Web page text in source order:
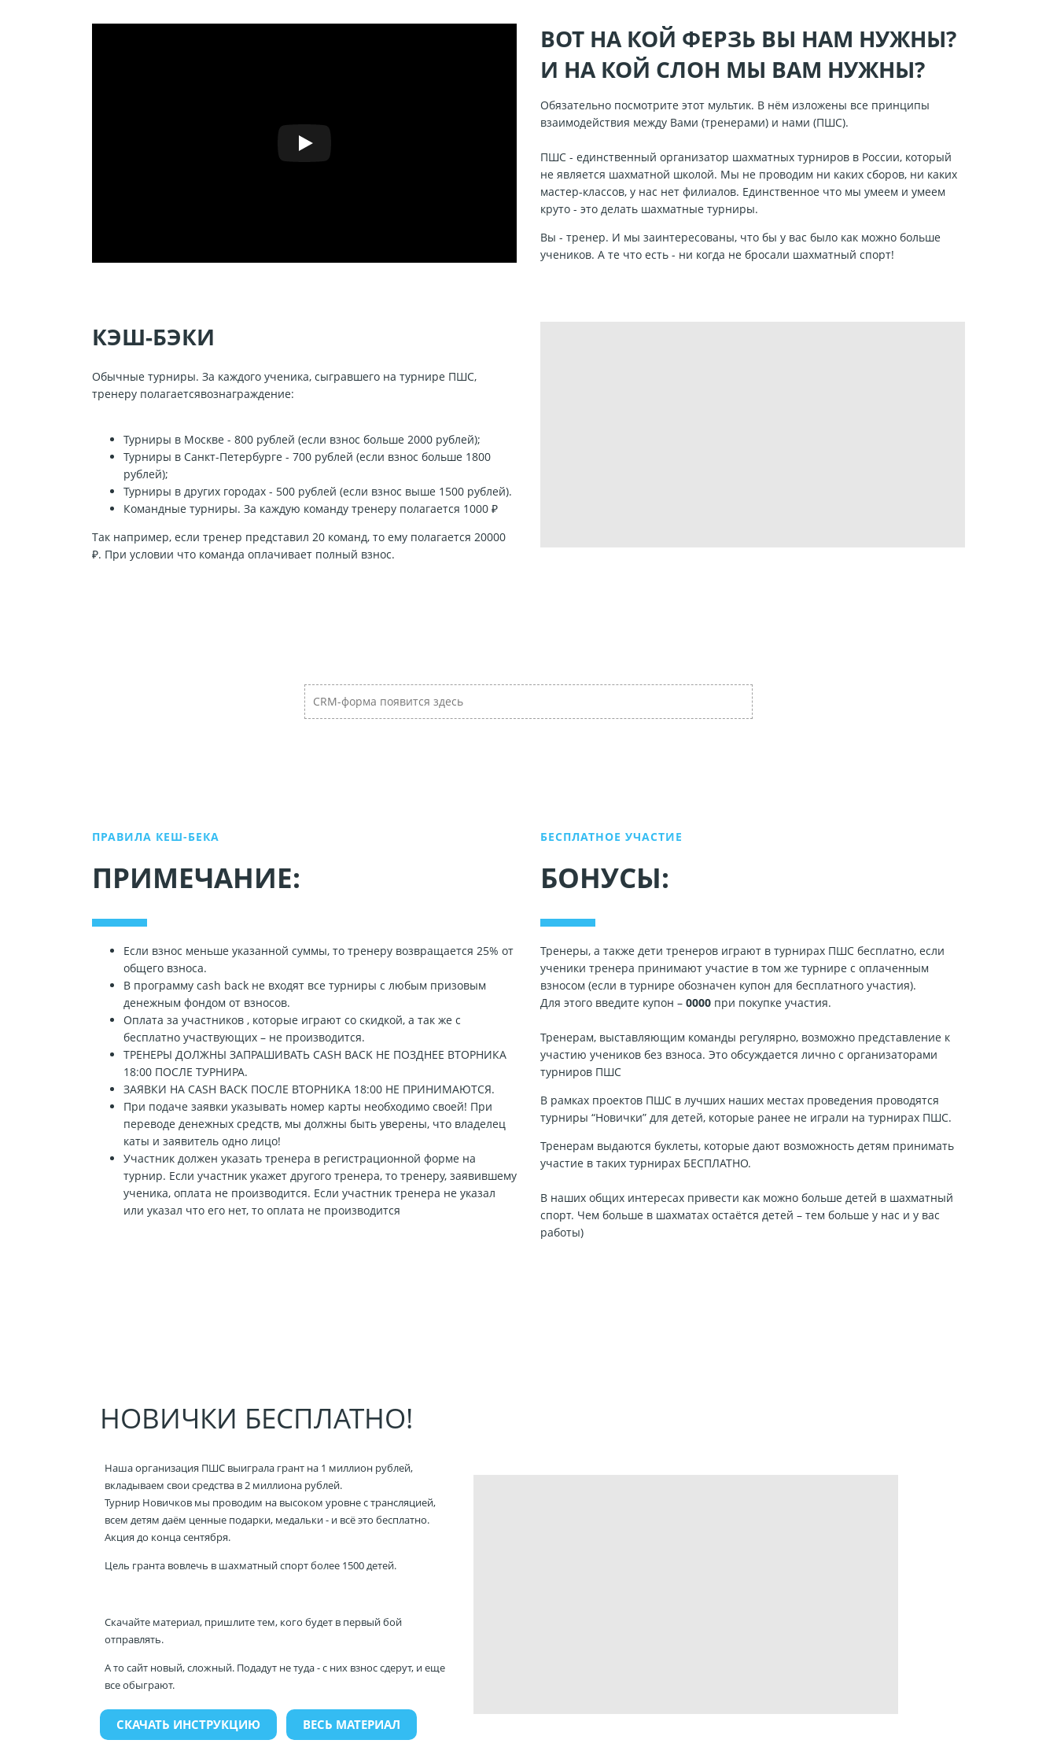
ВОТ НА КОЙ ФЕРЗЬ ВЫ НАМ НУЖНЫ?
И НА КОЙ СЛОН МЫ ВАМ НУЖНЫ?
Обязательно посмотрите этот мультик. В нём изложены все принципы
взаимодействия между Вами (тренерами) и нами (ПШС).
ПШС - единственный организатор шахматных турниров в России, который
не является шахматной школой. Мы не проводим ни каких сборов, ни каких
мастер-классов, у нас нет филиалов. Единственное что мы умеем и умеем
круто - это делать шахматные турниры.
Вы - тренер. И мы заинтересованы, что бы у вас было как можно больше
учеников. А те что есть - ни когда не бросали шахматный спорт!
КЭШ-БЭКИ
Обычные турниры. За каждого ученика, сыгравшего на турнире ПШС,
тренеру полагаетсявознаграждение:
Турниры в Москве - 800 рублей (если взнос больше 2000 рублей);
Турниры в Санкт-Петербурге - 700 рублей (если взнос больше 1800
рублей);
Турниры в других городах - 500 рублей (если взнос выше 1500 рублей).
Командные турниры. За каждую команду тренеру полагается 1000 ₽
Так например, если тренер представил 20 команд, то ему полагается 20000
₽. При условии что команда оплачивает полный взнос.
CRM-форма появится здесь
ПРАВИЛА КЕШ-БЕКА
ПРИМЕЧАНИЕ:
Если взнос меньше указанной суммы, то тренеру возвращается 25% от
общего взноса.
В программу cash back не входят все турниры с любым призовым
денежным фондом от взносов.
Оплата за участников , которые играют со скидкой, а так же с
бесплатно участвующих – не производится.
ТРЕНЕРЫ ДОЛЖНЫ ЗАПРАШИВАТЬ CASH BACK НЕ ПОЗДНЕЕ ВТОРНИКА
18:00 ПОСЛЕ ТУРНИРА.
ЗАЯВКИ НА CASH BACK ПОСЛЕ ВТОРНИКА 18:00 НЕ ПРИНИМАЮТСЯ.
При подаче заявки указывать номер карты необходимо своей! При
переводе денежных средств, мы должны быть уверены, что владелец
каты и заявитель одно лицо!
Участник должен указать тренера в регистрационной форме на
турнир. Если участник укажет другого тренера, то тренеру, заявившему
ученика, оплата не производится. Если участник тренера не указал
или указал что его нет, то оплата не производится
БЕСПЛАТНОЕ УЧАСТИЕ
БОНУСЫ:
Тренеры, а также дети тренеров играют в турнирах ПШС бесплатно, если
ученики тренера принимают участие в том же турнире с оплаченным
взносом (если в турнире обозначен купон для бесплатного участия).
Для этого введите купон – 0000 при покупке участия.
Тренерам, выставляющим команды регулярно, возможно представление к
участию учеников без взноса. Это обсуждается лично с организаторами
турниров ПШС
В рамках проектов ПШС в лучших наших местах проведения проводятся
турниры “Новички” для детей, которые ранее не играли на турнирах ПШС.
Тренерам выдаются буклеты, которые дают возможность детям принимать
участие в таких турнирах БЕСПЛАТНО.
В наших общих интересах привести как можно больше детей в шахматный
спорт. Чем больше в шахматах остаётся детей – тем больше у нас и у вас
работы)
НОВИЧКИ БЕСПЛАТНО!
Наша организация ПШС выиграла грант на 1 миллион рублей,
вкладываем свои средства в 2 миллиона рублей.
Турнир Новичков мы проводим на высоком уровне с трансляцией,
всем детям даём ценные подарки, медальки - и всё это бесплатно.
Акция до конца сентября.
Цель гранта вовлечь в шахматный спорт более 1500 детей.
Скачайте материал, пришлите тем, кого будет в первый бой
отправлять.
А то сайт новый, сложный. Подадут не туда - с них взнос сдерут, и еще
все обыграют.
СКАЧАТЬ ИНСТРУКЦИЮ ВЕСЬ МАТЕРИАЛ